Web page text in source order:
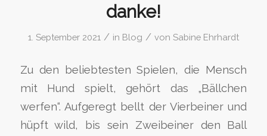
danke!
1. September 2021 / in Blog / von Sabine Ehrhardt
Zu den beliebtesten Spielen, die Mensch
mit Hund spielt, gehört das „Bällchen
werfen“. Aufgeregt bellt der Vierbeiner und
hüpft wild, bis sein Zweibeiner den Ball